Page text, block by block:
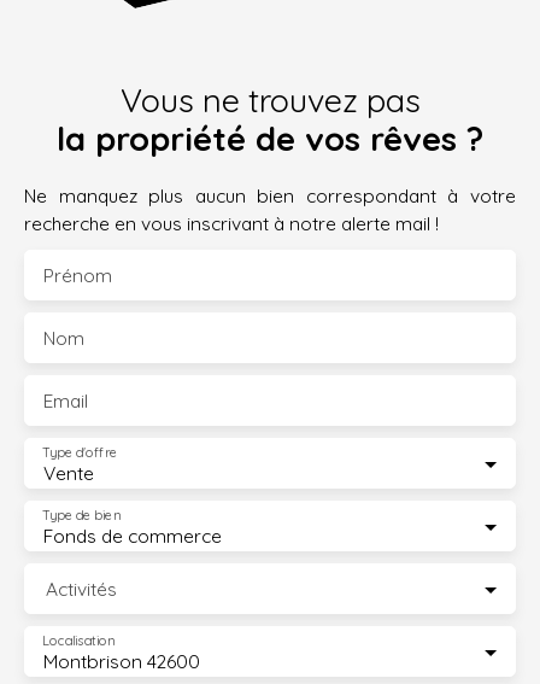
Vous ne trouvez pas
la propriété de vos rêves ?
Ne manquez plus aucun bien correspondant à votre
recherche en vous inscrivant à notre alerte mail !
Prénom
Nom
Email
Vente
Type d'offre
Fonds de commerce
Type de bien
Activités
Montbrison 42600
Localisation